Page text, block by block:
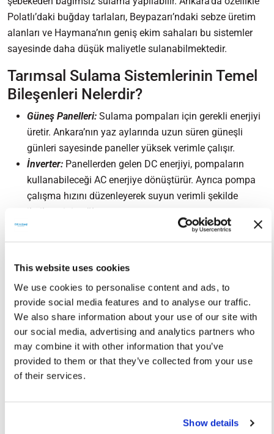
This website uses cookies
We use cookies to personalise content and ads, to
provide social media features and to analyse our traffic.
We also share information about your use of our site with
our social media, advertising and analytics partners who
may combine it with other information that you’ve
provided to them or that they’ve collected from your use
of their services.
Show details
Polatlı’daki buğday tarlaları, Beypazarı’ndaki sebze üretim
alanları ve Haymana’nın geniş ekim sahaları bu sistemler
sayesinde daha düşük maliyetle sulanabilmektedir.
Tarımsal Sulama Sistemlerinin Temel
Bileşenleri Nelerdir?
Güneş Panelleri: Sulama pompaları için gerekli enerjiyi
üretir. Ankara’nın yaz aylarında uzun süren güneşli
günleri sayesinde paneller yüksek verimle çalışır.
İnverter: Panellerden gelen DC enerjiyi, pompaların
kullanabileceği AC enerjiye dönüştürür. Ayrıca pompa
çalışma hızını düzenleyerek suyun verimli şekilde
iletilmesini sağlar.
Sulama Pompası:
Suyu kaynaktan çekip tarlaya taşır.
Bölgenin arazi yapısına ve ürün tipine göre farklı
Boru ve Dağıtım Hattı:Suyun tarım alanında eşit şekilde
dağılmasını sağlar. Damla sulama, yağmurlama veya
salma sulama yöntemlerine göre tasarlanır.
Kontrol ve Otomasyon Ünitesi:Sulama süresi, debi ve
pompa çalışma düzenini kontrol eder. Böylece hem su
hem enerji tasarrufu sağlanır.
Ankara’da Tarımsal Sulama
Sistemlerinin Avantajları
Ankara, yıllık ortalama 2500